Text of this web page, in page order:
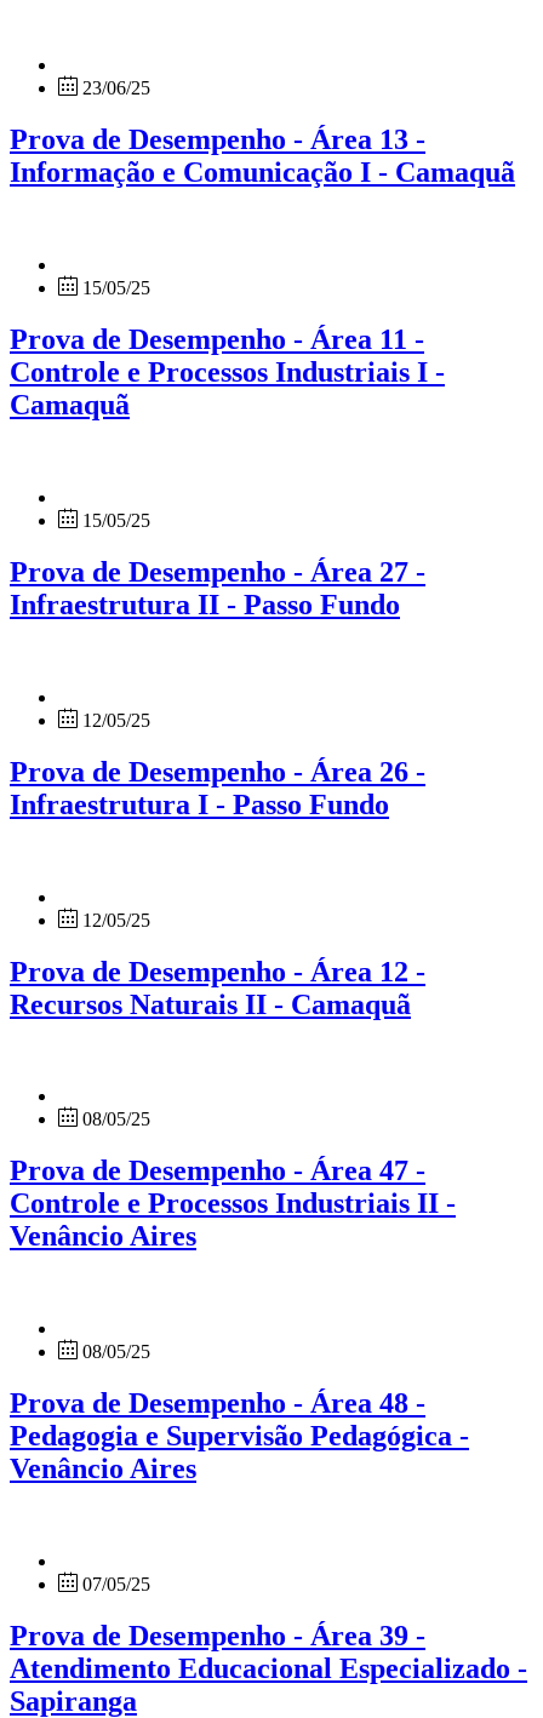
23/06/25
Prova de Desempenho - Área 13 -
Informação e Comunicação I - Camaquã
15/05/25
Prova de Desempenho - Área 11 -
Controle e Processos Industriais I -
Camaquã
15/05/25
Prova de Desempenho - Área 27 -
Infraestrutura II - Passo Fundo
12/05/25
Prova de Desempenho - Área 26 -
Infraestrutura I - Passo Fundo
12/05/25
Prova de Desempenho - Área 12 -
Recursos Naturais II - Camaquã
08/05/25
Prova de Desempenho - Área 47 -
Controle e Processos Industriais II -
Venâncio Aires
08/05/25
Prova de Desempenho - Área 48 -
Pedagogia e Supervisão Pedagógica -
Venâncio Aires
07/05/25
Prova de Desempenho - Área 39 -
Atendimento Educacional Especializado -
Sapiranga